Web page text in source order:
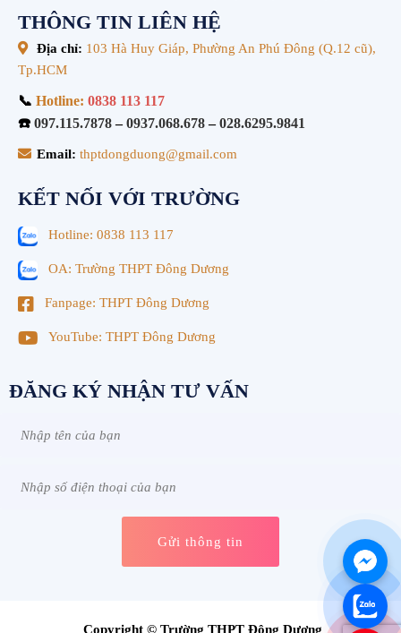
THÔNG TIN LIÊN HỆ
Địa chỉ: 103 Hà Huy Giáp, Phường An Phú Đông (Q.12 cũ),
Tp.HCM
📞 Hotline: 0838 113 117
☎️ 097.115.7878–0937.068.678–028.6295.9841
Email: thptdongduong@gmail.com
KẾT NỐI VỚI TRƯỜNG
Hotline: 0838 113 117
OA: Trường THPT Đông Dương
Fanpage: THPT Đông Dương
YouTube: THPT Đông Dương
ĐĂNG KÝ NHẬN TƯ VẤN
Copyright © Trường THPT Đông Dương